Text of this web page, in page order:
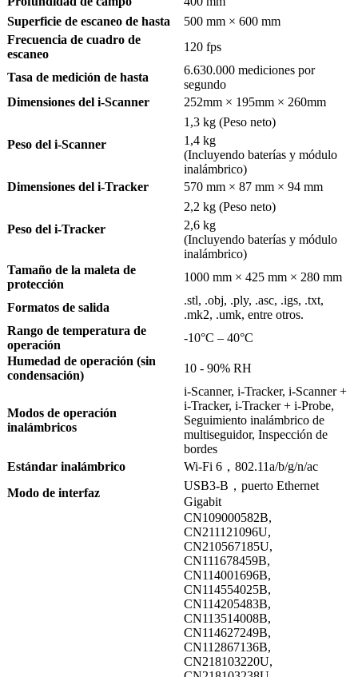
Superficie de escaneo de hasta
500 mm × 600 mm
Frecuencia de cuadro de
escaneo
120 fps
Tasa de medición de hasta
6.630.000 mediciones por
segundo
Dimensiones del i-Scanner
252mm × 195mm × 260mm
Peso del i-Scanner
1,3 kg (Peso neto)
1,4 kg
(Incluyendo baterías y módulo
inalámbrico)
Dimensiones del i-Tracker
570 mm × 87 mm × 94 mm
Peso del i-Tracker
2,2 kg (Peso neto)
2,6 kg
(Incluyendo baterías y módulo
inalámbrico)
Tamaño de la maleta de
protección
1000 mm × 425 mm × 280 mm
Formatos de salida
.stl, .obj, .ply, .asc, .igs, .txt,
.mk2, .umk, entre otros.
Rango de temperatura de
operación
-10°C – 40°C
Humedad de operación (sin
condensación)
10 - 90% RH
Modos de operación
inalámbricos
i-Scanner, i-Tracker, i-Scanner +
i-Tracker, i-Tracker + i-Probe,
Seguimiento inalámbrico de
multiseguidor, Inspección de
bordes
Estándar inalámbrico
Wi-Fi 6，802.11a/b/g/n/ac
Modo de interfaz
USB3-B，puerto Ethernet
Gigabit
CN109000582B,
CN211121096U,
CN210567185U,
CN111678459B,
CN114001696B,
CN114554025B,
CN114205483B,
CN113514008B,
CN114627249B,
CN112867136B,
CN218103220U,